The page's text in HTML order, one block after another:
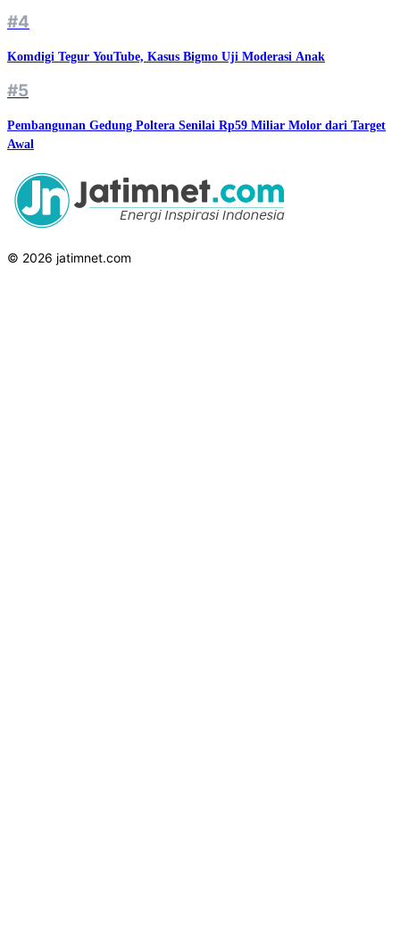
#4
Komdigi Tegur YouTube, Kasus Bigmo Uji Moderasi Anak
#5
Pembangunan Gedung Poltera Senilai Rp59 Miliar Molor dari Target
Awal
© 2026 jatimnet.com